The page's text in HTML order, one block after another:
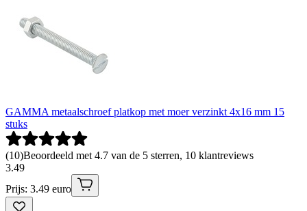
GAMMA metaalschroef platkop met moer verzinkt 4x16 mm 15
stuks
(10)Beoordeeld met 4.7 van de 5 sterren, 10 klantreviews
3.49
Prijs: 3.49 euro